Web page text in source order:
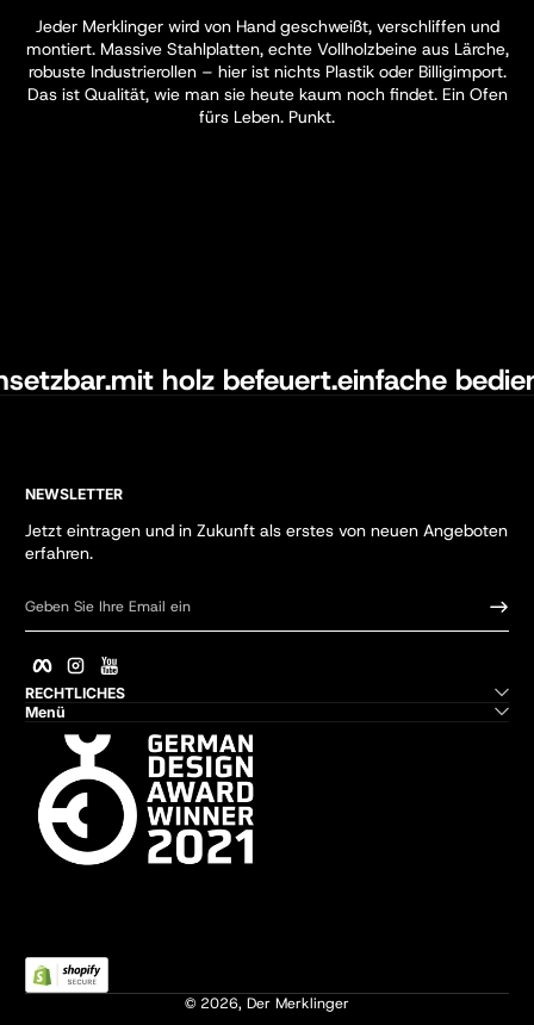
Jeder Merklinger wird von Hand geschweißt, verschliffen und
montiert. Massive Stahlplatten, echte Vollholzbeine aus Lärche,
robuste Industrierollen – hier ist nichts Plastik oder Billigimport.
Das ist Qualität, wie man sie heute kaum noch findet. Ein Ofen
fürs Leben. Punkt.
mit holz befeuert.einfache
NEWSLETTER
Jetzt eintragen und in Zukunft als erstes von neuen Angeboten
erfahren.
Geben Sie Ihre Email ein
FacebookInstagram
RECHTLICHES
Menü
© 2026, Der Merklinger